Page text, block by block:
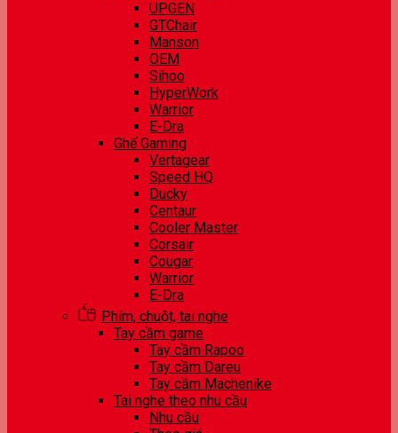
UPGEN
GTChair
Manson
OEM
Sihoo
HyperWork
Warrior
E-Dra
Ghế Gaming
Vertagear
Speed HQ
Ducky
Centaur
Cooler Master
Corsair
Cougar
Warrior
E-Dra
Phím, chuột, tai nghe
Tay cầm game
Tay cầm Rapoo
Tay cầm Dareu
Tay cầm Machenike
Tai nghe theo nhu cầu
Nhu cầu